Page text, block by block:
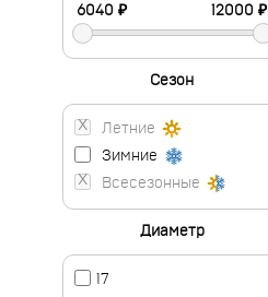
Сезон
Летние
Зимние
Всесезонные
Диаметр
17